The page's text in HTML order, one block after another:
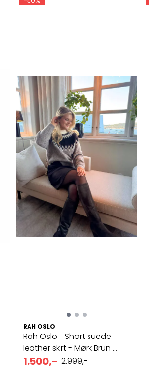
RAH OSLO
Rah Oslo - Short suede
leather skirt - Mørk Brun ...
1.500,- 2.999,-